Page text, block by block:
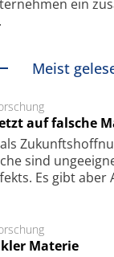
ein
Meist
auf falsche
sind
Es gibt aber
Materie